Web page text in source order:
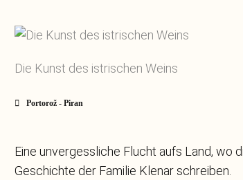
Die Kunst des istrischen Weins
Portorož - Piran
Eine unvergessliche Flucht aufs Land, wo
Geschichte der Familie Klenar schreiben.